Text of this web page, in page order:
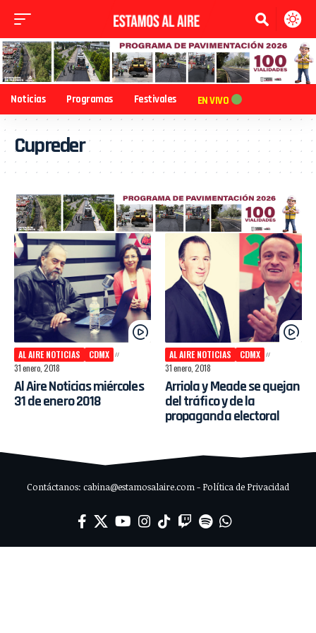
Noticias Programas Festivales EN VIVO
Cupreder
AL AIRE NOTICIAS
CDMX
31 enero, 2018
Al Aire Noticias miércoles
31 de enero 2018
AL AIRE NOTICIAS
CDMX
31 enero, 2018
Arriola y Meade se quejan
del tráfico y de la
propaganda electoral
Contáctanos: cabina@estamosalaire.com - Política de Privacidad